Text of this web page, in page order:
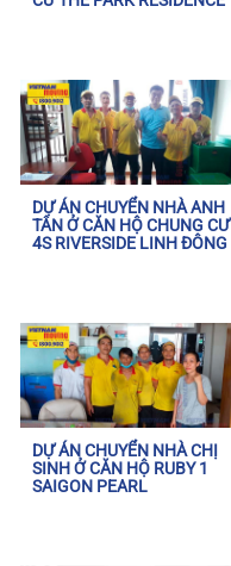
DỰ ÁN CHUYỂN NHÀ ANH
TÂN Ở CĂN HỘ CHUNG CƯ
4S RIVERSIDE LINH ĐÔNG
DỰ ÁN CHUYỂN NHÀ CHỊ
SINH Ở CĂN HỘ RUBY 1
SAIGON PEARL